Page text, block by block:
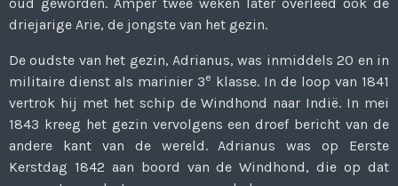
driejarige Arie, de jongste van het gezin.
De oudste van het gezin, Adrianus, was inmiddels 20 en in
militaire dienst als marinier 3e klasse. In de loop van 1841
vertrok hij met het schip de Windhond naar Indië. In mei
1843 kreeg het gezin vervolgens een droef bericht van de
andere kant van de wereld. Adrianus was op Eerste
Kerstdag 1842 aan boord van de Windhond, die op dat